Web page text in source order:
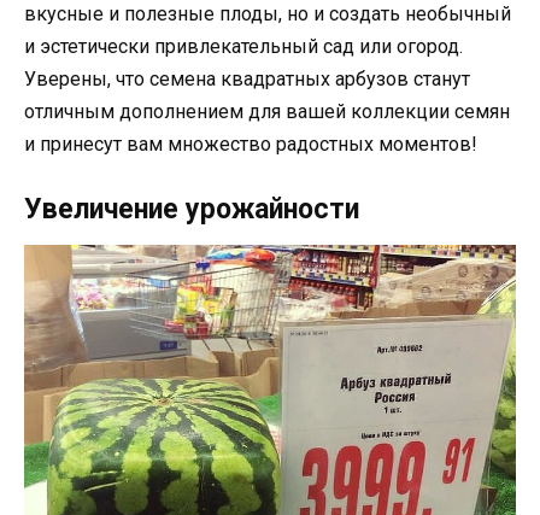
вкусные и полезные плоды, но и создать необычный
и эстетически привлекательный сад или огород.
Уверены, что семена квадратных арбузов станут
отличным дополнением для вашей коллекции семян
и принесут вам множество радостных моментов!
Увеличение урожайности